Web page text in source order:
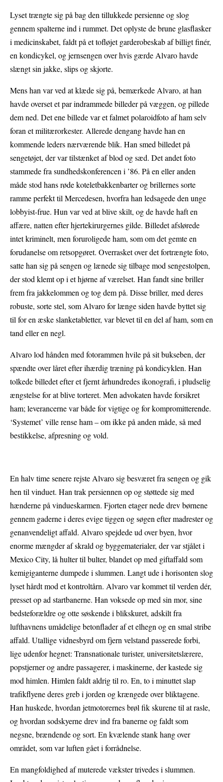
Lyset trængte sig på bag den tillukkede persienne og slog
gennem spalterne ind i rummet. Det oplyste de brune glasflasker
i medicinskabet, faldt på et tofløjet garderobeskab af billigt finér,
en kondicykel, og jernsengen over hvis gærde Alvaro havde
slængt sin jakke, slips og skjorte.
Mens han var ved at klæde sig på, bemærkede Alvaro, at han
havde overset et par indrammede billeder på væggen, og pillede
dem ned. Det ene billede var et falmet polaroidfoto af ham selv
foran et militærorkester. Allerede dengang havde han en
kommende leders nærværende blik. Han smed billedet på
sengetøjet, der var tilstænket af blod og sæd. Det andet foto
stammede fra sundhedskonferencen i ’86. På en eller anden
måde stod hans røde koteletbakkenbarter og brillernes sorte
ramme perfekt til Mercedesen, hvorfra han ledsagede den unge
lobbyist-frue. Hun var ved at blive skilt, og de havde haft en
affære, natten efter hjertekirurgernes gilde. Billedet afslørede
intet kriminelt, men foruroligede ham, som om det gemte en
forudanelse om retsopgøret. Overrasket over det fortrængte foto,
satte han sig på sengen og lænede sig tilbage mod sengestolpen,
der stod klemt op i et hjørne af værelset. Han fandt sine briller
frem fra jakkelommen og tog dem på. Disse briller, med deres
robuste, sorte stel, som Alvaro for længe siden havde byttet sig
til for en æske slanketabletter, var blevet til en del af ham, som en
tand eller en negl.
Alvaro lod hånden med fotorammen hvile på sit bukseben, der
spændte over låret efter ihærdig træning på kondicyklen. Han
tolkede billedet efter et fjernt århundredes ikonografi, i pludselig
ængstelse for at blive torteret. Men advokaten havde forsikret
ham; leverancerne var både for vigtige og for kompromitterende.
‘Systemet’ ville rense ham – om ikke på anden måde, så med
bestikkelse, afpresning og vold.
En halv time senere rejste Alvaro sig besværet fra sengen og gik
hen til vinduet. Han trak persiennen op og støttede sig med
hænderne på vindueskarmen. Fjorten etager nede drev børnene
gennem gaderne i deres evige tiggen og søgen efter madrester og
genanvendeligt affald. Alvaro spejdede ud over byen, hvor
enorme mængder af skrald og byggematerialer, der var stjålet i
Mexico City, lå hulter til bulter, blandet op med giftaffald som
kemigiganterne dumpede i slummen. Langt ude i horisonten slog
lyset hårdt mod et kontroltårn. Alvaro var kommet til verden dér,
presset op ad startbanerne. Han voksede op med sin mor, sine
bedsteforældre og otte søskende i blikskuret, adskilt fra
lufthavnens umådelige betonflader af et elhegn og en smal stribe
affald. Utallige vidnesbyrd om fjern velstand passerede forbi,
lige udenfor hegnet: Transnationale turister, universitetslærere,
popstjerner og andre passagerer, i maskinerne, der kastede sig
mod himlen. Himlen faldt aldrig til ro. En, to i minuttet slap
trafikflyene deres greb i jorden og krængede over bliktagene.
Han huskede, hvordan jetmotorernes brøl fik skurene til at rasle,
og hvordan sodskyerne drev ind fra banerne og faldt som
negsne, brændende og sort. En kvælende stank hang over
området, som var luften gået i forrådnelse.
En mangfoldighed af muterede vækster trivedes i slummen.